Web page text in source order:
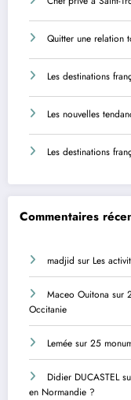
Quitter une relation
Les destinations
Les nouvelles
Les destinations
Commentaires
madjid sur Les
Maceo Ouitona sur
Occitanie
Lemée sur 25
Didier DUCASTEL
en Normandie ?